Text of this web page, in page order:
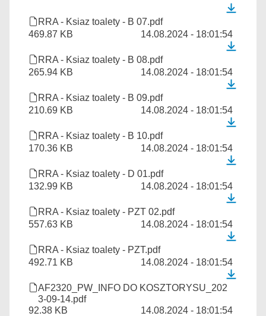
RRA - Ksiaz toalety - B 07.pdf
469.87 KB
14.08.2024 - 18:01:54
RRA - Ksiaz toalety - B 08.pdf
265.94 KB
14.08.2024 - 18:01:54
RRA - Ksiaz toalety - B 09.pdf
210.69 KB
14.08.2024 - 18:01:54
RRA - Ksiaz toalety - B 10.pdf
170.36 KB
14.08.2024 - 18:01:54
RRA - Ksiaz toalety - D 01.pdf
132.99 KB
14.08.2024 - 18:01:54
RRA - Ksiaz toalety - PZT 02.pdf
557.63 KB
14.08.2024 - 18:01:54
RRA - Ksiaz toalety - PZT.pdf
492.71 KB
14.08.2024 - 18:01:54
AF2320_PW_INFO DO KOSZTORYSU_202
3-09-14.pdf
92.38 KB
14.08.2024 - 18:01:54